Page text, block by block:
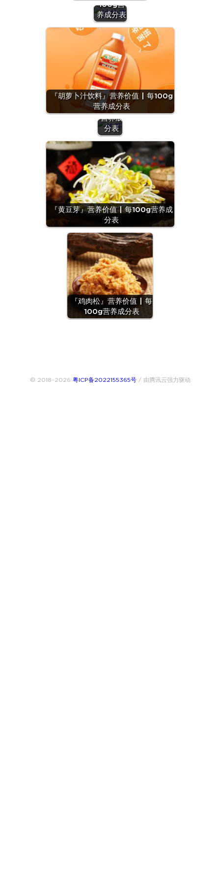
100g营
养成分表
『胡萝卜汁饮料』营养价值 | 每100g
营养成分表
『羊
肝』营
养价值
| 每
100g
营养成
分表
『黄豆芽』营养价值 | 每100g营养成
分表
『鸡肉松』营养价值 | 每
100g营养成分表
© 2018~2026 粤ICP备2022155365号/ 由腾讯云强力驱动